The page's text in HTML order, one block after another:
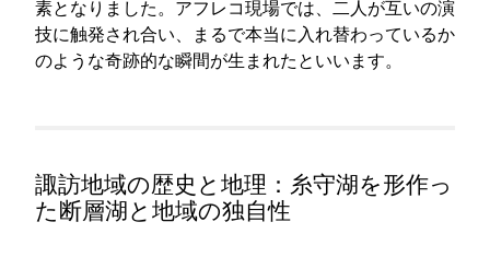
素となりました。アフレコ現場では、二人が互いの演
技に触発され合い、まるで本当に入れ替わっているか
のような奇跡的な瞬間が生まれたといいます。
諏訪地域の歴史と地理：糸守湖を形作っ
た断層湖と地域の独自性